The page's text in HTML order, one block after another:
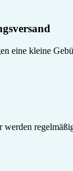
eine kleine
werden